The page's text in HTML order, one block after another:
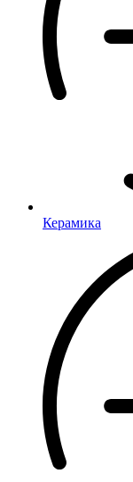
Керамика